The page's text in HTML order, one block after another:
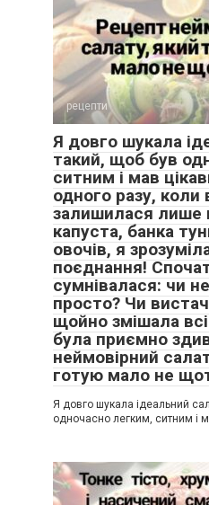
рецепти
Я довго шукала
такий, щоб був
ситним і мав
одного разу, коли
залишилася лише
капуста, банка
овочів, я
поєднання!
сумнівалася: чи
просто? Чи
щойно змішала
була приємно
неймовірний
готую мало не
Я довго шукала ідеальний
одночасно легким, ситним і